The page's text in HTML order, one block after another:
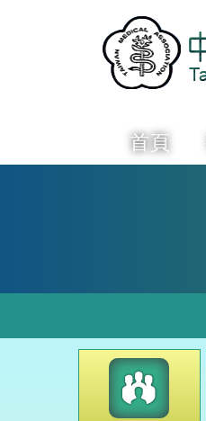
首頁